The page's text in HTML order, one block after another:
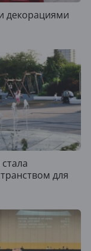
декорациями
для